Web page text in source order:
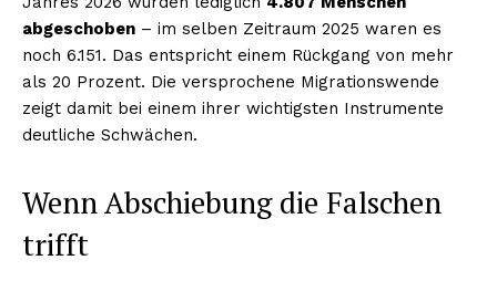
abgeschoben – im selben Zeitraum 2025 waren es
noch 6.151. Das entspricht einem Rückgang von mehr
als 20 Prozent. Die versprochene Migrationswende
zeigt damit bei einem ihrer wichtigsten Instrumente
deutliche Schwächen.
Wenn Abschiebung die Falschen
trifft